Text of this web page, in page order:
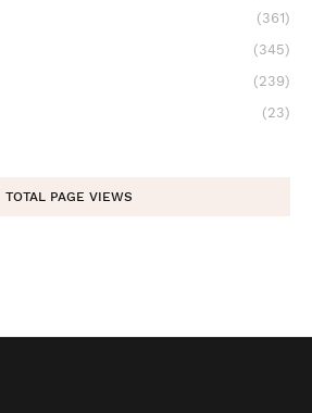
(361)
(345)
(239)
(23)
TOTAL PAGE VIEWS